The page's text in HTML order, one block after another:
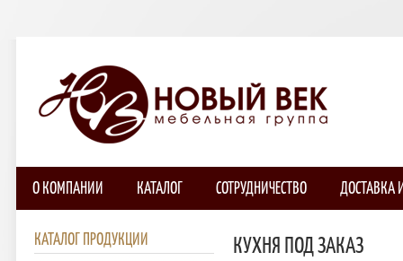
О КОМПАНИИ КАТАЛОГ СОТРУДНИЧЕСТВО ДОСТАВКА
КАТАЛОГ ПРОДУКЦИИ КУХНЯ ПОД ЗАКАЗ